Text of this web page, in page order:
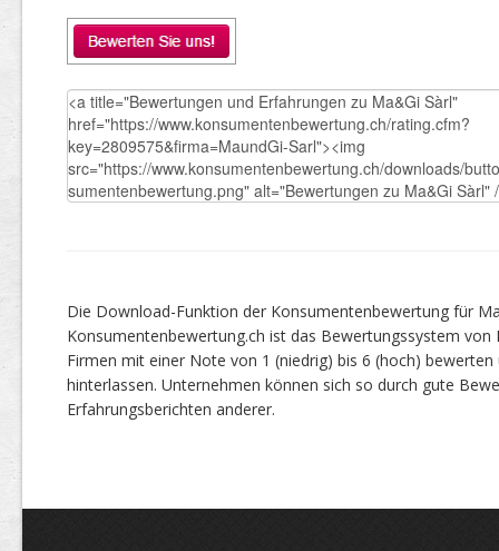
Die Download-Funktion der Konsumentenbewertung für
Konsumentenbewertung.ch ist das Bewertungssystem
Firmen mit einer Note von 1 (niedrig) bis 6 (hoch)
hinterlassen. Unternehmen können sich so durch gute
Erfahrungsberichten anderer.